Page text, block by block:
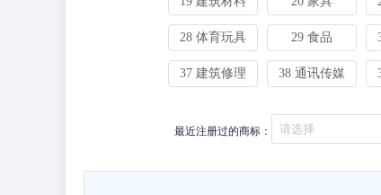
28 体育玩具 29 食品
37 建筑修理 38 通讯传媒
最近注册过的商标：